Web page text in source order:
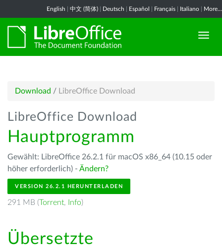
English 中文 (简体) Deutsch Español Français Italiano More...
Download / LibreOffice Download
LibreOffice Download
Hauptprogramm
Gewählt: LibreOffice 26.2.1 für macOS x86_64 (10.15 oder
höher erforderlich) - Ändern?
VERSION 26.2.1 HERUNTERLADEN
291 MB (Torrent, Info)
Übersetzte